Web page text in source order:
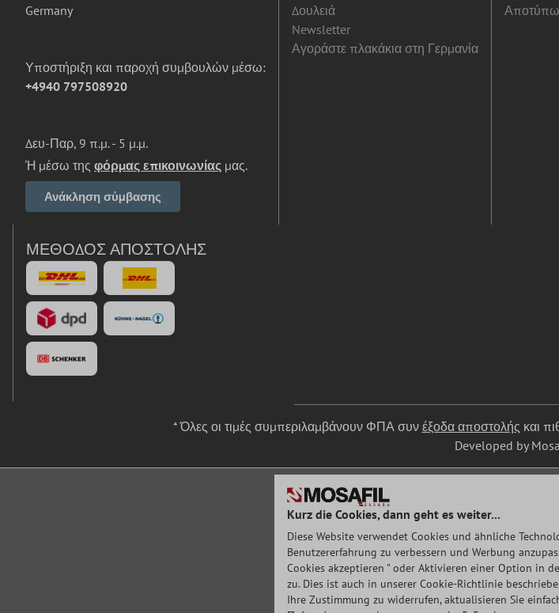
Germany
Υποστήριξη και παροχή συμβουλών μέσω:
+4940 797508920
Δευ-Παρ, 9 π.μ. - 5 μ.μ.
Ή μέσω της φόρμας επικοινωνίας μας.
Ανάκληση σύμβασης
Δουλειά
Newsletter
Αγοράστε πλακάκια στη Γερμανία
ΜΈΘΟΔΟΣ ΑΠΟΣΤΟΛΉΣ
* Όλες οι τιμές συμπεριλαμβάνουν ΦΠΑ συν έξοδα αποστολής και
Developed by
Kurz die Cookies, dann geht es weiter...
Diese Website verwendet Cookies und ähnliche
Benutzererfahrung zu verbessern und Werbung
Cookies akzeptieren " oder Aktivieren einer Option in
zu. Dies ist auch in unserer Cookie-Richtlinie
Ihre Zustimmung zu widerrufen, aktualisieren Sie